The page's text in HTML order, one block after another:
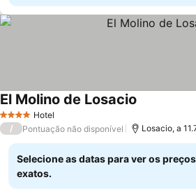
4 EstrelasHotel
El Molino de Losacio
/ Pontuação não disponível Losacio, a
Selecione as datas para ver os preços
exatos.